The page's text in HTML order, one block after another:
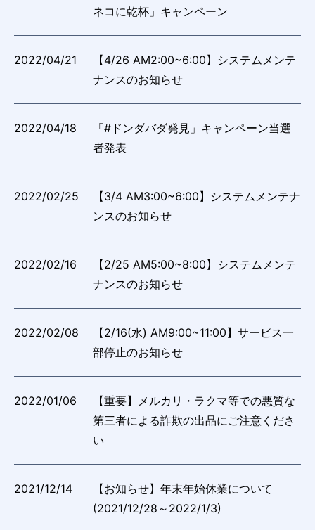
ネコに乾杯」キャンペーン
2022/04/21
【4/26 AM2:00~6:00】システムメンテ
ナンスのお知らせ
2022/04/18
「#ドンダバダ発見」キャンペーン当選
者発表
2022/02/25
【3/4 AM3:00~6:00】システムメンテナ
ンスのお知らせ
2022/02/16
【2/25 AM5:00~8:00】システムメンテ
ナンスのお知らせ
2022/02/08
【2/16(水) AM9:00~11:00】サービス一
部停止のお知らせ
2022/01/06
【重要】メルカリ・ラクマ等での悪質な
第三者による詐欺の出品にご注意くださ
い
2021/12/14
【お知らせ】年末年始休業について
(2021/12/28～2022/1/3)